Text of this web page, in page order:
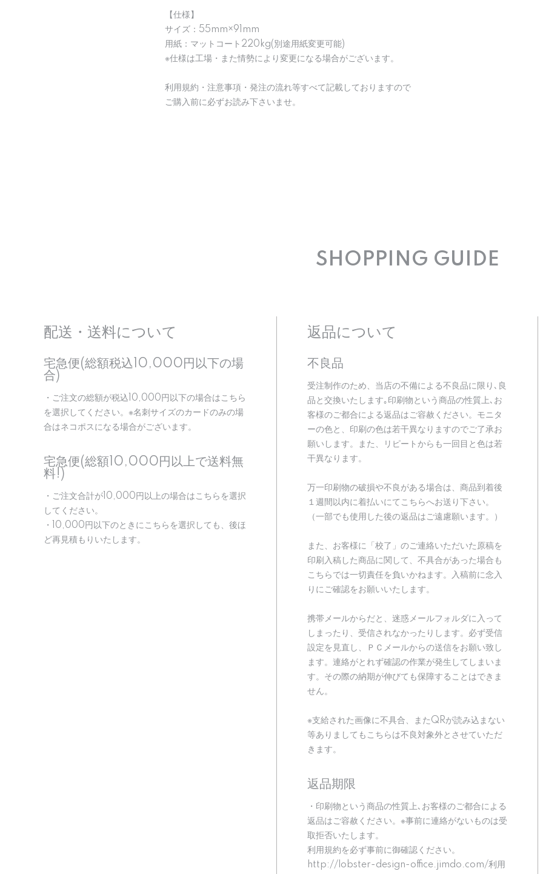
【仕様】
サイズ：55mm×91mm
用紙：マットコート220kg(別途用紙変更可能)
※仕様は工場・また情勢により変更になる場合がございます。
利用規約・注意事項・発注の流れ等すべて記載しておりますので
ご購入前に必ずお読み下さいませ。
SHOPPING GUIDE
配送・送料について
宅急便(総額税込10,000円以下の場
合)
・ご注文の総額が税込10,000円以下の場合はこちら
を選択してください。※名刺サイズのカードのみの場
合はネコポスになる場合がございます。
宅急便(総額10,000円以上で送料無
料!)
・ご注文合計が10,000円以上の場合はこちらを選択
してください。
・10,000円以下のときにこちらを選択しても、後ほ
ど再見積もりいたします。
返品について
不良品
受注制作のため、当店の不備による不良品に限り､良
品と交換いたします｡印刷物という商品の性質上､お
客様のご都合による返品はご容赦ください。モニタ
ーの色と、印刷の色は若干異なりますのでご了承お
願いします。また、リピートからも一回目と色は若
干異なります。
万一印刷物の破損や不良がある場合は、商品到着後
１週間以内に着払いにてこちらへお送り下さい。
（一部でも使用した後の返品はご遠慮願います。）
また、お客様に「校了」のご連絡いただいた原稿を
印刷入稿した商品に関して、不具合があった場合も
こちらでは一切責任を負いかねます。入稿前に念入
りにご確認をお願いいたします。
携帯メールからだと、迷惑メールフォルダに入って
しまったり、受信されなかったりします。必ず受信
設定を見直し、ＰＣメールからの送信をお願い致し
ます。連絡がとれず確認の作業が発生してしまいま
す。その際の納期が伸びても保障することはできま
せん。
※支給された画像に不具合、またQRが読み込まない
等ありましてもこちらは不良対象外とさせていただ
きます。
返品期限
・印刷物という商品の性質上､お客様のご都合による
返品はご容赦ください。※事前に連絡がないものは受
取拒否いたします。
利用規約を必ず事前に御確認ください。
http://lobster-design-office.jimdo.com/利用